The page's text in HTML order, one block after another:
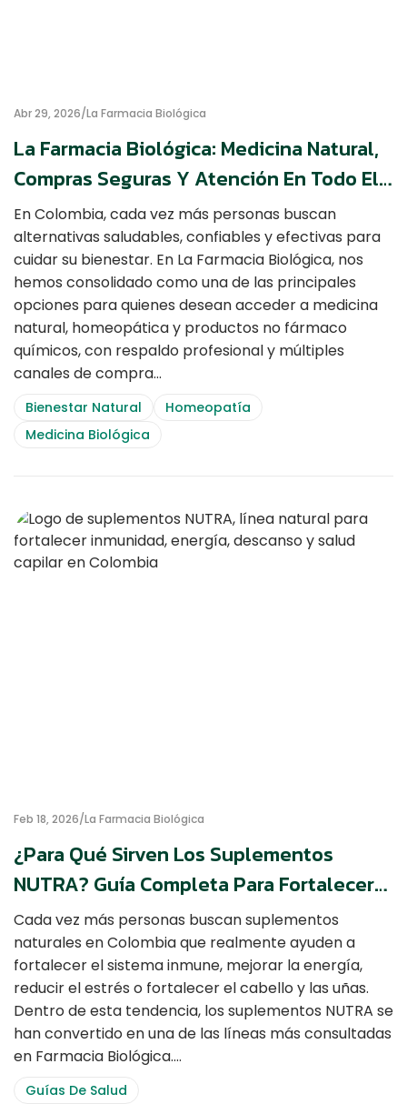
Abr 29, 2026 La Farmacia Biológica
La Farmacia Biológica: Medicina Natural,
Compras Seguras Y Atención En Todo El
País
En Colombia, cada vez más personas buscan
alternativas saludables, confiables y efectivas para
cuidar su bienestar. En La Farmacia Biológica, nos
hemos consolidado como una de las principales
opciones para quienes desean acceder a medicina
natural, homeopática y productos no fármaco
químicos, con respaldo profesional y múltiples
canales de compra…
Bienestar Natural
Homeopatía
Medicina Biológica
Feb 18, 2026 La Farmacia Biológica
¿Para Qué Sirven Los Suplementos
NUTRA? Guía Completa Para Fortalecer
Tu Salud De Forma Natural
Cada vez más personas buscan suplementos
naturales en Colombia que realmente ayuden a
fortalecer el sistema inmune, mejorar la energía,
reducir el estrés o fortalecer el cabello y las uñas.
Dentro de esta tendencia, los suplementos NUTRA se
han convertido en una de las líneas más consultadas
en Farmacia Biológica.…
Guías De Salud